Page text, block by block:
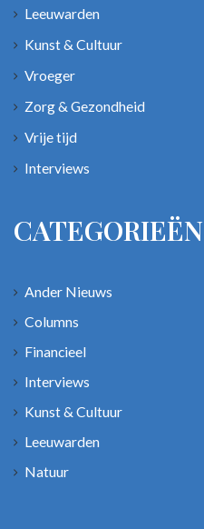
Leeuwarden
Kunst & Cultuur
Vroeger
Zorg & Gezondheid
Vrije tijd
Interviews
CATEGORIEËN
Ander Nieuws
Columns
Financieel
Interviews
Kunst & Cultuur
Leeuwarden
Natuur